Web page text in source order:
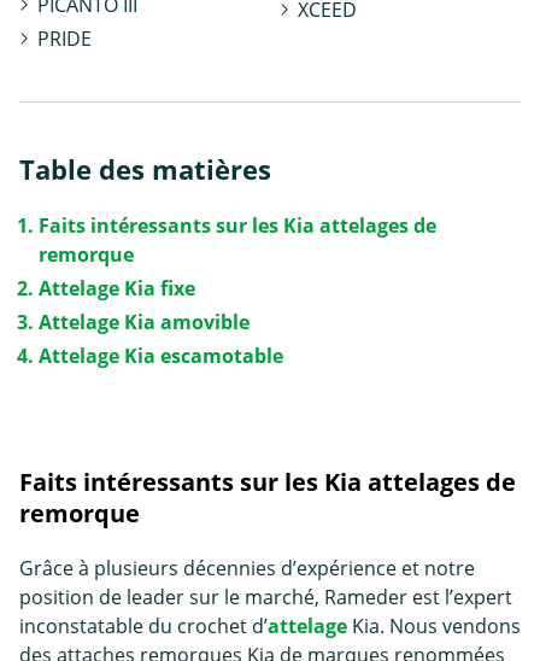
PICANTO III
PRIDE
XCEED
Table des matières
Faits intéressants sur les Kia attelages de
remorque
Attelage Kia fixe
Attelage Kia amovible
Attelage Kia escamotable
Faits intéressants sur les Kia attelages de
remorque
Grâce à plusieurs décennies d’expérience et notre
position de leader sur le marché, Rameder est l’expert
inconstatable du crochet d’attelage Kia. Nous vendons
des attaches remorques Kia de marques renommées